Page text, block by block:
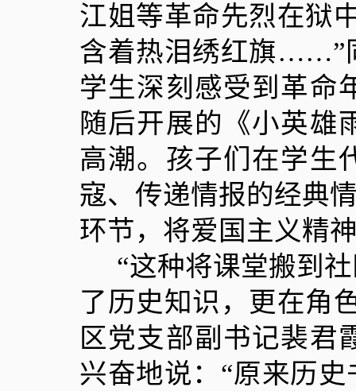
江姐等革命先烈在狱
含着热泪绣红旗……”
学生深刻感受到革命
随后开展的《小英雄
高潮。孩子们在学生
寇、传递情报的经典
环节，将爱国主义精
“这种将课堂搬到
了历史知识，更在角
区党支部副书记裴君
兴奋地说：“原来历